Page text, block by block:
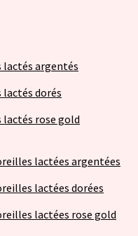
lactés argentés
lactés dorés
lactés rose gold
lactées argentées
lactées dorées
lactées rose gold